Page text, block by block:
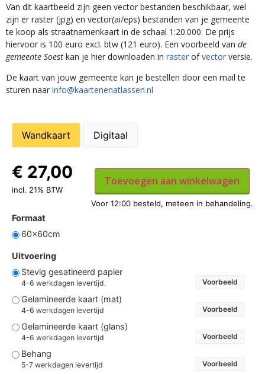
Van dit kaartbeeld zijn geen vector bestanden beschikbaar, wel
zijn er raster (jpg) en vector(ai/eps) bestanden van je gemeente
te koop als straatnamenkaart in de schaal 1:20.000. De prijs
hiervoor is 100 euro excl. btw (121 euro). Een voorbeeld van de
gemeente Soest kan je hier downloaden in raster ofvector versie.
De kaart van jouw gemeente kan je bestellen door een mail te
sturen naar info@kaartenenatlassen.nl
Wandkaart Digitaal
Formaat
60x60cm
Uitvoering
Stevig gesatineerd papier
4-6 werkdagen levertijd. Voorbeeld
Gelamineerde kaart (mat)
4-6 werkdagen levertijd Voorbeeld
Gelamineerde kaart (glans)
4-6 werkdagen levertijd Voorbeeld
Behang
5-7 werkdagen levertijd Voorbeeld
€ 27,00
incl. 21% BTW
Toevoegen aan winkelwagen